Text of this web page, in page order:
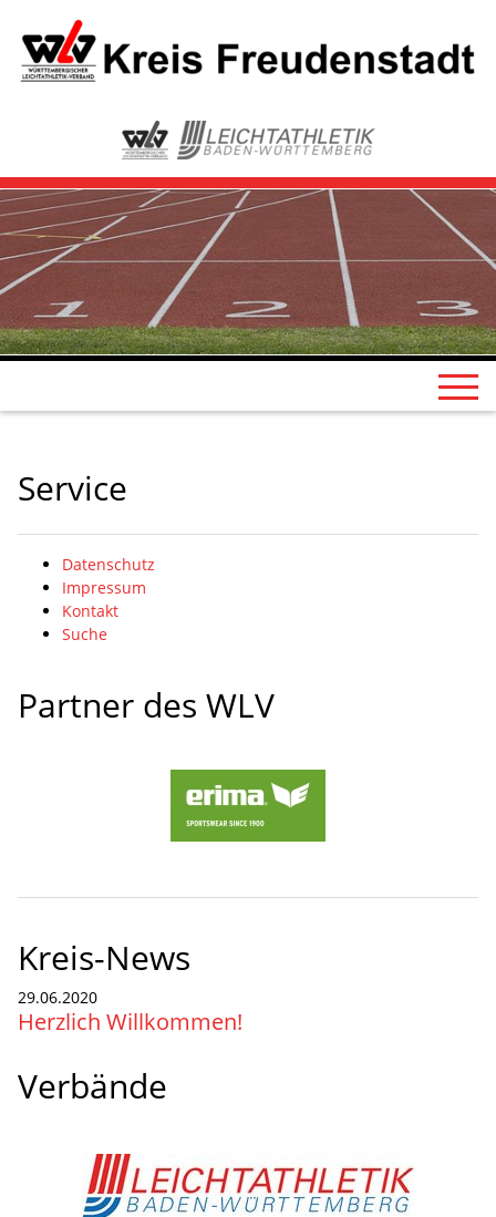
Service
Datenschutz
Impressum
Kontakt
Suche
Partner des WLV
Kreis-News
29.06.2020
Herzlich Willkommen!
Verbände